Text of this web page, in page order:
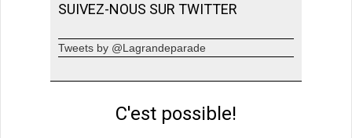
SUIVEZ-NOUS SUR TWITTER
Tweets by @Lagrandeparade
C'est possible!